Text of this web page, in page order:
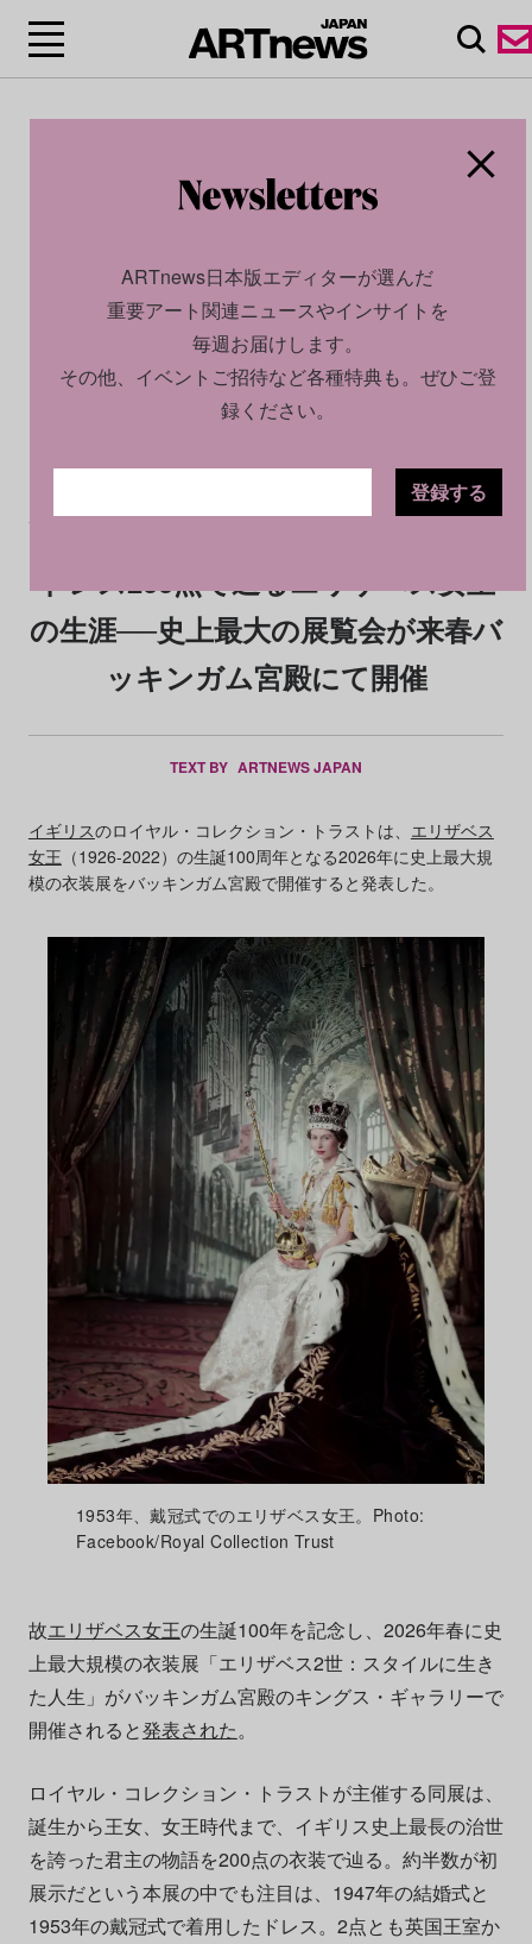
2025.07.29
ドレス200点で辿るエリザベス女王
の生涯──史上最大の展覧会が来春バ
ッキンガム宮殿にて開催
TEXT BY ARTNEWS JAPAN
イギリスのロイヤル・コレクション・トラストは、 エリザベス
女王 （1926-2022）の生誕100周年となる2026年に史上最大規
模の衣装展をバッキンガム宮殿で開催すると発表した。
1953年、戴冠式でのエリザベス女王。Photo:
Facebook/Royal Collection Trust
故エリザベス女王の生誕100年を記念し、2026年春に史
上最大規模の衣装展「エリザベス2世：スタイルに生き
た人生」がバッキンガム宮殿のキングス・ギャラリーで
開催されると発表された。
ロイヤル・コレクション・トラストが主催する同展は、
誕生から王女、女王時代まで、イギリス史上最長の治世
を誇った君主の物語を200点の衣装で辿る。約半数が初
展示だという本展の中でも注目は、1947年の結婚式と
1953年の戴冠式で着用したドレス。2点とも英国王室か
ARTnews日本版エディターが選んだ
重要アート関連ニュースやインサイトを
毎週お届けします。
その他、イベントご招待など各種特典も。ぜひご登
録ください。
登録する